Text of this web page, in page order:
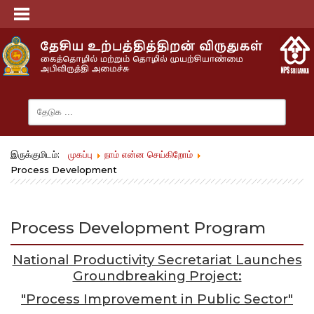
இருக்குமிடம்: முகப்பு
நாம் என்ன செய்கிறோம்
Process Development
Process Development Program
National Productivity Secretariat Launches
Groundbreaking Project:
"Process Improvement in Public Sector"